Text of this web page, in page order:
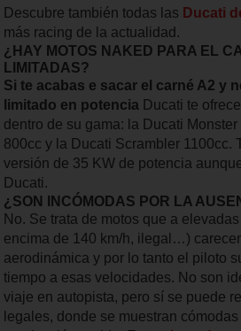
Descubre también todas las Ducati
más racing de la actualidad.
¿HAY MOTOS NAKED PARA EL
LIMITADAS?
Si te acabas e sacar el carné A2 y
limitado en potencia Ducati te
dentro de su gama: la Ducati
800cc y la Ducati Scrambler 1100cc.
versión de 35 KW de potencia
Ducati.
¿SON INCÓMODAS POR LA
No. Se trata de motos que a
encima de 140 km/h, ilegal…)
aerodinámica y por lo tanto el piloto
tiempo a esas velocidades. No son
viaje en autopista, pero sí se puede
legales, donde se muestran